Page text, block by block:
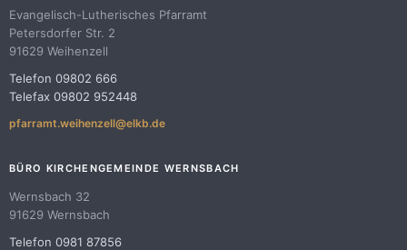
Evangelisch-Lutherisches Pfarramt
Petersdorfer Str. 2
91629 Weihenzell
Telefon 09802 666
Telefax 09802 952448
pfarramt.weihenzell@elkb.de
BÜRO KIRCHENGEMEINDE WERNSBACH
Wernsbach 32
91629 Wernsbach
Telefon 0981 87856